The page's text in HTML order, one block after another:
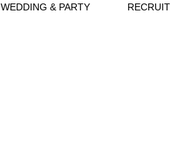
WEDDING & PARTY RECRUIT